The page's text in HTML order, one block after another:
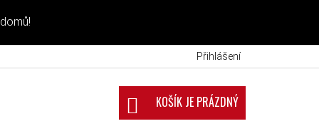
Přihlášení
NÁKUPNÍ KOŠÍK